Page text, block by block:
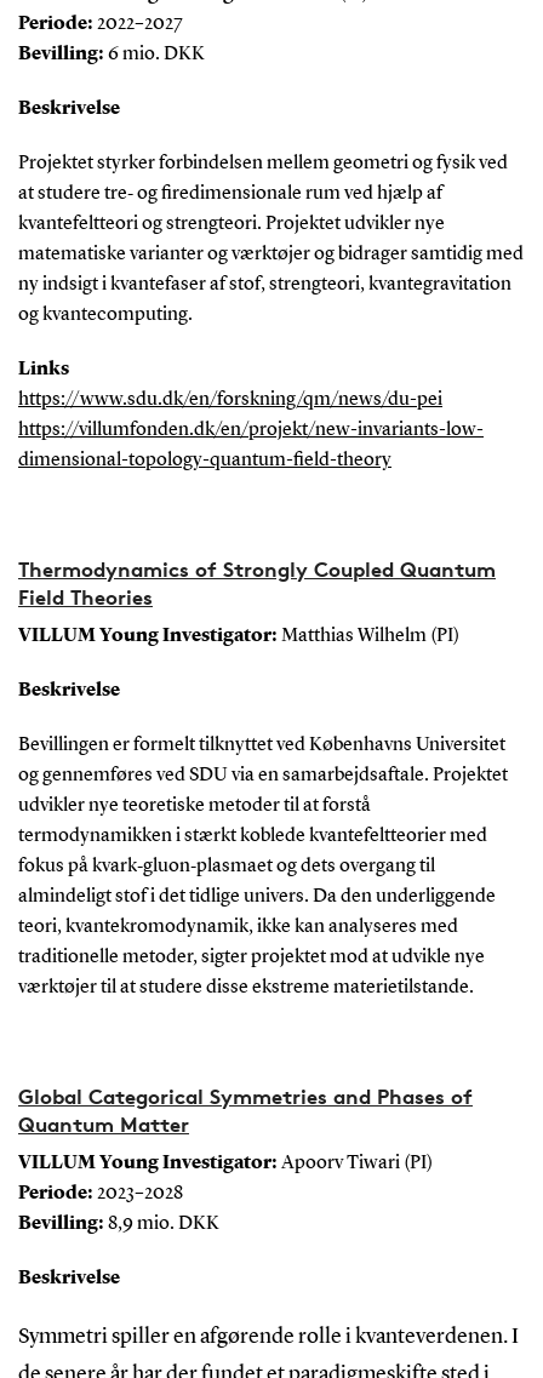
Periode: 2022–2027
Bevilling: 6 mio. DKK
Beskrivelse
Projektet styrker forbindelsen mellem geometri og fysik ved
at studere tre‑ og firedimensionale rum ved hjælp af
kvantefeltteori og strengteori. Projektet udvikler nye
matematiske varianter og værktøjer og bidrager samtidig med
ny indsigt i kvantefaser af stof, strengteori, kvantegravitation
og kvantecomputing.
Links
https://www.sdu.dk/en/forskning/qm/news/du-pei
https://villumfonden.dk/en/projekt/new-invariants-low-
dimensional-topology-quantum-field-theory
Thermodynamics of Strongly Coupled Quantum
Field Theories
VILLUM Young Investigator: Matthias Wilhelm (PI)
Beskrivelse
Bevillingen er formelt tilknyttet ved Københavns Universitet
og gennemføres ved SDU via en samarbejdsaftale. Projektet
udvikler nye teoretiske metoder til at forstå
termodynamikken i stærkt koblede kvantefeltteorier med
fokus på kvark‑gluon‑plasmaet og dets overgang til
almindeligt stof i det tidlige univers. Da den underliggende
teori, kvantekromodynamik, ikke kan analyseres med
traditionelle metoder, sigter projektet mod at udvikle nye
værktøjer til at studere disse ekstreme materietilstande.
Global Categorical Symmetries and Phases of
Quantum Matter
VILLUM Young Investigator: Apoorv Tiwari (PI)
Periode: 2023–2028
Bevilling: 8,9 mio. DKK
Beskrivelse
Symmetri spiller en afgørende rolle i kvanteverdenen. I